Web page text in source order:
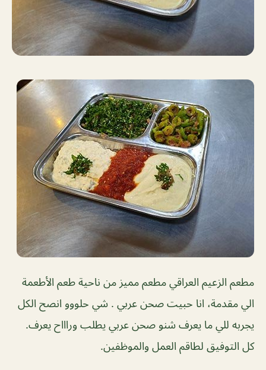
مطعم الزعيم العراقي مطعم مميز من ناحية طعم الأطعمة
الي مقدمة، انا حبيت صحن عربي . شي حلووو انصح الكل
يجربه للي ما يعرف شنو صحن عربي يطلب وراااح يعرف.
كل التوفيق لطاقم العمل والموظفين.